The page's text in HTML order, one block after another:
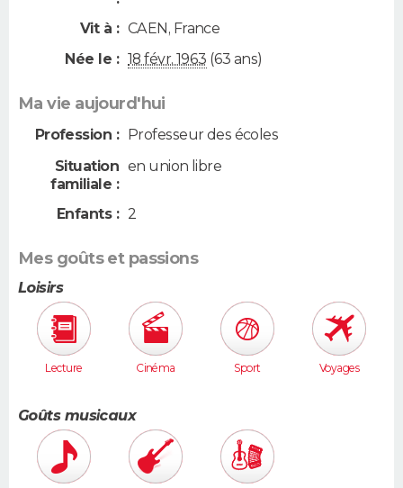
Vit à : CAEN, France
Née le : 18 févr. 1963 (63 ans)
Ma vie aujourd'hui
Profession :
Professeur des écoles
Situation
familiale :
en union libre
Enfants : 2
Mes goûts et passions
Loisirs
Lecture Cinéma Sport Voyages
Goûts musicaux